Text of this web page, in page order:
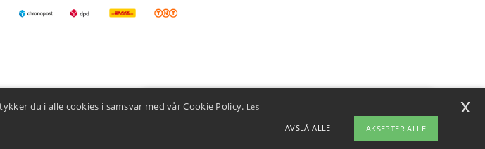
du i alle cookies i samsvar med vår Cookie Policy. Les
AVSLÅ ALLE AKSEPTER ALLE
x
👋 Hei
Hvis du har spørsmål eller bekymringer, kan du kontakte oss når som helst.